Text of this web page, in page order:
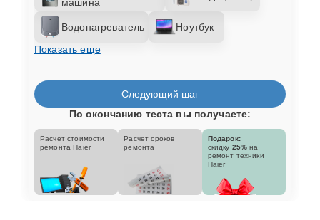
Водонагреватель
Ноутбук
Показать еще
Следующий шаг
По окончанию теста вы получаете:
Расчет стоимости
ремонта Haier
Расчет сроков
ремонта
Подарок:
скидку 25% на
ремонт техники
Haier